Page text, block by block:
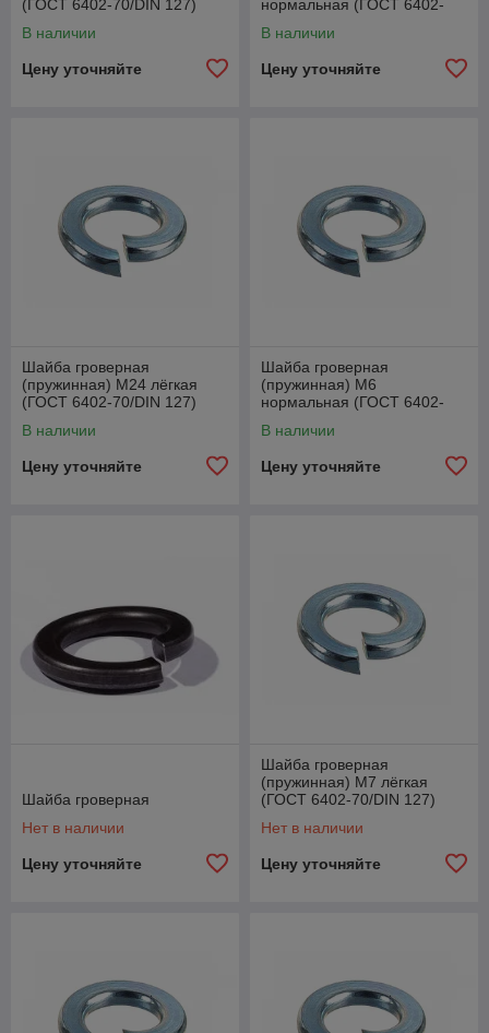
(ГОСТ 6402-70/DIN 127)
В наличии
Цену уточняйте
нормальная (ГОСТ 6402-
В наличии
Цену уточняйте
Шайба гроверная
(пружинная) М24 лёгкая
(ГОСТ 6402-70/DIN 127)
В наличии
Цену уточняйте
Шайба гроверная
(пружинная) М6
нормальная (ГОСТ 6402-
В наличии
Цену уточняйте
Шайба гроверная
Нет в наличии
Цену уточняйте
Шайба гроверная
(пружинная) М7 лёгкая
(ГОСТ 6402-70/DIN 127)
Нет в наличии
Цену уточняйте